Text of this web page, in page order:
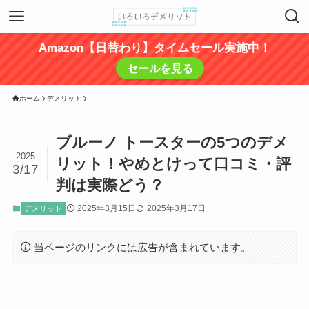
Amazon【日替わり】タイムセール実施中！
セールを見る
ホーム デメリット
ブルーノ トースターの5つのデメ
リット！やめとけって口コミ・評
判は実際どう？
2025
3/17
デメリット 2025年3月15日 2025年3月17日
当ページのリンクには広告が含まれています。